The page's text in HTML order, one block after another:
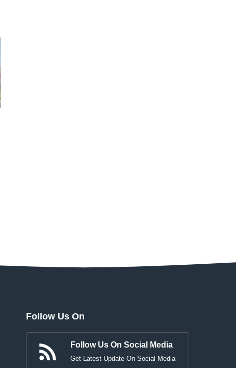
Follow Us On
Follow Us On Social Media
Get Latest Update On Social Media